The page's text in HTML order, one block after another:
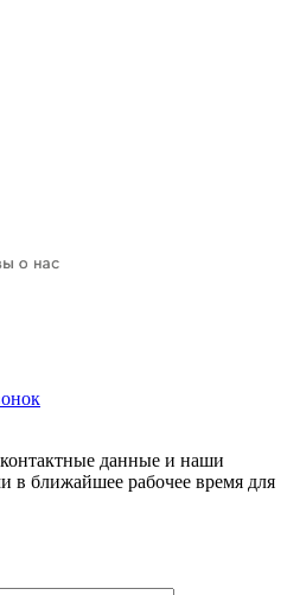
данные и наши
в ближайшее рабочее время для